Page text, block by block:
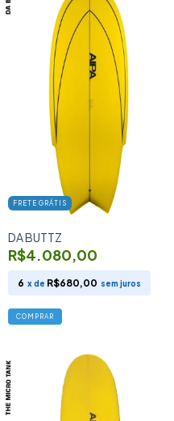
FRETE GRÁTIS
DA BUTTZ
R$4.080,00
6 x de R$680,00 sem juros
COMPRAR